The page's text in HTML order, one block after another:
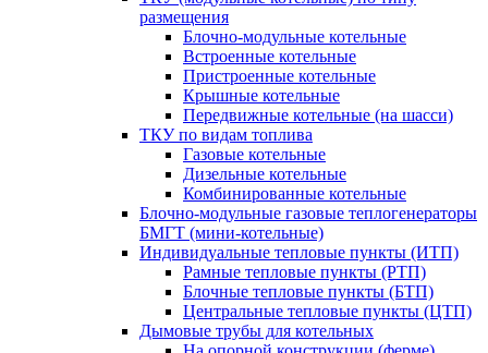
размещения
Блочно-модульные котельные
Встроенные котельные
Пристроенные котельные
Крышные котельные
Передвижные котельные (на шасси)
ТКУ по видам топлива
Газовые котельные
Дизельные котельные
Комбинированные котельные
Блочно-модульные газовые теплогенераторы
БМГТ (мини-котельные)
Индивидуальные тепловые пункты (ИТП)
Рамные тепловые пункты (РТП)
Блочные тепловые пункты (БТП)
Центральные тепловые пункты (ЦТП)
Дымовые трубы для котельных